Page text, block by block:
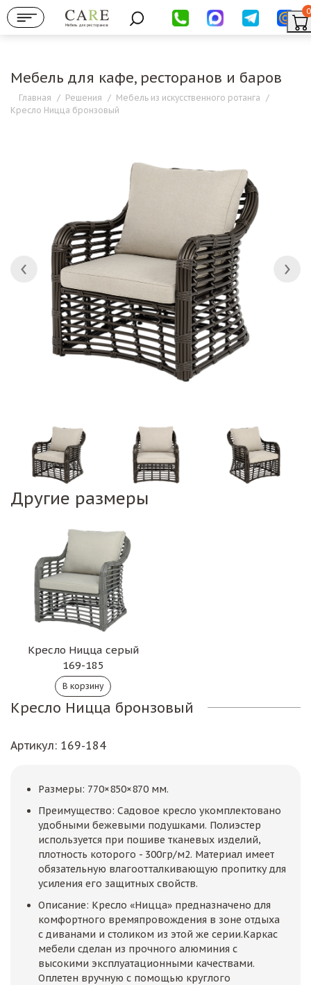
Мебель для ресторанов
0
Мебель для кафе, ресторанов и баров
Главная / Решения / Мебель из искусственного ротанга /
Кресло Ницца бронзовый
Другие размеры
Кресло Ницца серый
169-185
Кресло Ницца бронзовый
Артикул: 169-184
Размеры: 770×850×870 мм.
Преимущество: Садовое кресло укомплектовано
удобными бежевыми подушками. Полиэстер
используется при пошиве тканевых изделий,
плотность которого - 300гр/м2. Материал имеет
обязательную влагоотталкивающую пропитку для
усиления его защитных свойств.
Описание: Кресло «Ницца» предназначено для
комфортного времяпровождения в зоне отдыха
с диванами и столиком из этой же серии.Каркас
мебели сделан из прочного алюминия с
высокими эксплуатационными качествами.
Оплетен вручную с помощью круглого